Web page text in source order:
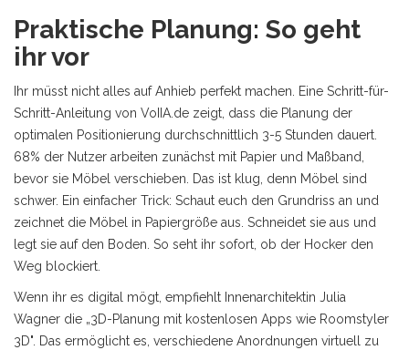
Praktische Planung: So geht
ihr vor
Ihr müsst nicht alles auf Anhieb perfekt machen. Eine Schritt-für-
Schritt-Anleitung von VoIIA.de zeigt, dass die Planung der
optimalen Positionierung durchschnittlich 3-5 Stunden dauert.
68% der Nutzer arbeiten zunächst mit Papier und Maßband,
bevor sie Möbel verschieben. Das ist klug, denn Möbel sind
schwer. Ein einfacher Trick: Schaut euch den Grundriss an und
zeichnet die Möbel in Papiergröße aus. Schneidet sie aus und
legt sie auf den Boden. So seht ihr sofort, ob der Hocker den
Weg blockiert.
Wenn ihr es digital mögt, empfiehlt Innenarchitektin Julia
Wagner die „3D-Planung mit kostenlosen Apps wie Roomstyler
3D". Das ermöglicht es, verschiedene Anordnungen virtuell zu